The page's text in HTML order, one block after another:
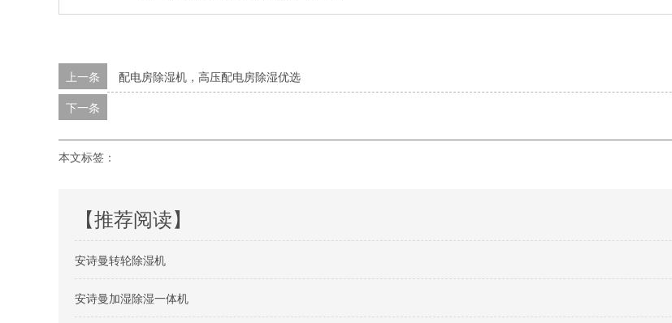
上一条
配电房除湿机，高压配电房除湿优选
下一条
本文标签：
【推荐阅读】
安诗曼转轮除湿机
安诗曼加湿除湿一体机